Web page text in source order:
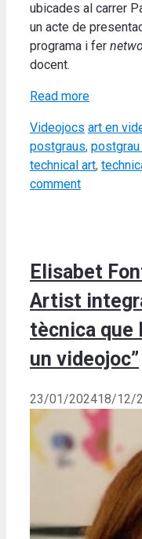
ubicades al carrer
un acte de
programa i fer
docent.
Read more
Categories
Videojocs Tags
art en
postgraus,
technical art,
comment
Elisabet
Artist
tècnica que
un videojoc”
23/01/202418/12/